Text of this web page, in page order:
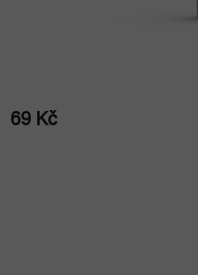
69 Kč